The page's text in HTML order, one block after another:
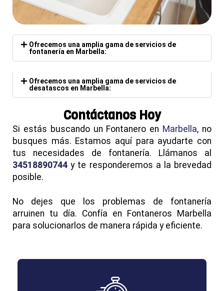
Ofrecemos una amplia gama de servicios de
fontanería en Marbella:
Ofrecemos una amplia gama de servicios de
desatascos en Marbella:
Contáctanos Hoy
Si estás buscando un Fontanero en Marbella, no
busques más. Estamos aquí para ayudarte con
tus necesidades de fontanería. Llámanos al
34518890744 y te responderemos a la brevedad
posible.
No dejes que los problemas de fontanería
arruinen tu día. Confía en Fontaneros Marbella
para solucionarlos de manera rápida y eficiente.